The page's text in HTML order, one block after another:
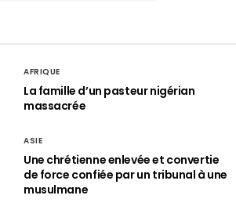
AFRIQUE
La famille d’un pasteur nigérian
massacrée
ASIE
Une chrétienne enlevée et convertie
de force confiée par un tribunal à une
musulmane